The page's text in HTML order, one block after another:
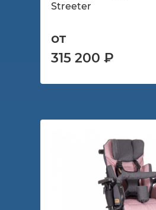
Streeter
от
315 200 ₽